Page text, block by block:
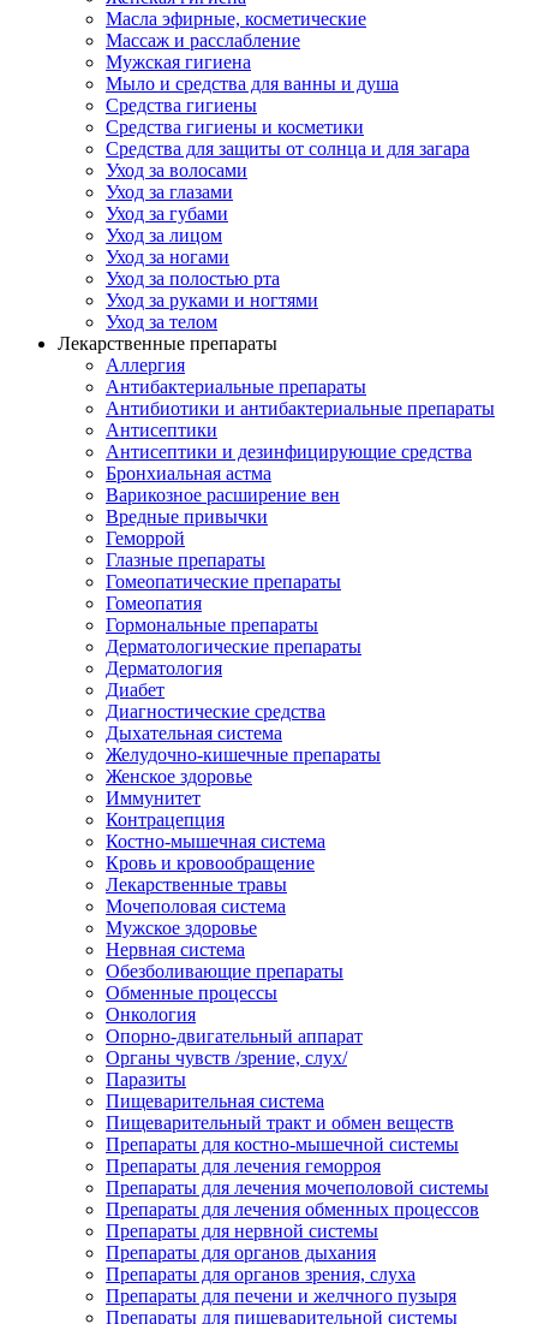
Масла эфирные, косметические
Массаж и расслабление
Мужская гигиена
Мыло и средства для ванны и душа
Средства гигиены
Средства гигиены и косметики
Средства для защиты от солнца и для загара
Уход за волосами
Уход за глазами
Уход за губами
Уход за лицом
Уход за ногами
Уход за полостью рта
Уход за руками и ногтями
Уход за телом
Лекарственные препараты
Аллергия
Антибактериальные препараты
Антибиотики и антибактериальные препараты
Антисептики
Антисептики и дезинфицирующие средства
Бронхиальная астма
Варикозное расширение вен
Вредные привычки
Геморрой
Глазные препараты
Гомеопатические препараты
Гомеопатия
Гормональные препараты
Дерматологические препараты
Дерматология
Диабет
Диагностические средства
Дыхательная система
Желудочно-кишечные препараты
Женское здоровье
Иммунитет
Контрацепция
Костно-мышечная система
Кровь и кровообращение
Лекарственные травы
Мочеполовая система
Мужское здоровье
Нервная система
Обезболивающие препараты
Обменные процессы
Онкология
Опорно-двигательный аппарат
Органы чувств /зрение, слух/
Паразиты
Пищеварительная система
Пищеварительный тракт и обмен веществ
Препараты для костно-мышечной системы
Препараты для лечения геморроя
Препараты для лечения мочеполовой системы
Препараты для лечения обменных процессов
Препараты для нервной системы
Препараты для органов дыхания
Препараты для органов зрения, слуха
Препараты для печени и желчного пузыря
Препараты для пищеварительной системы